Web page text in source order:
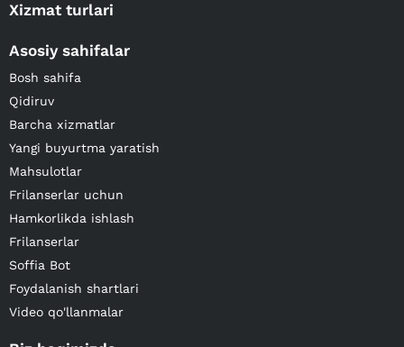
Xizmat turlari
Asosiy sahifalar
Bosh sahifa
Qidiruv
Barcha xizmatlar
Yangi buyurtma yaratish
Mahsulotlar
Frilanserlar uchun
Hamkorlikda ishlash
Frilanserlar
Soffia Bot
Foydalanish shartlari
Video qo'llanmalar